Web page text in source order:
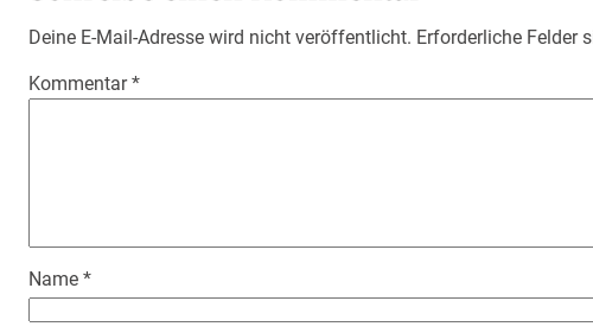
Deine E-Mail-Adresse wird nicht veröffentlicht. Erforderliche Felder
Kommentar*
Name *